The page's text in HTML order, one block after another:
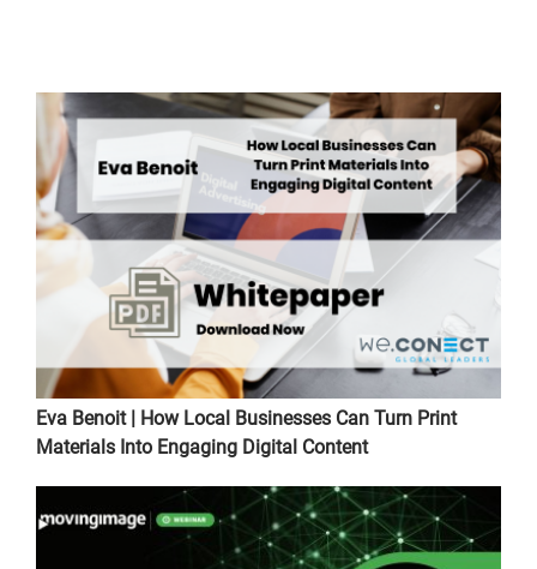
Eva Benoit | How Local Businesses Can Turn Print
Materials Into Engaging Digital Content